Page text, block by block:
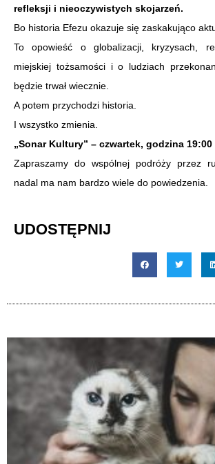
refleksji i nieoczywistych skojarzeń.
Bo historia Efezu okazuje się zaskakująco
To opowieść o globalizacji, kryzysach,
miejskiej tożsamości i o ludziach
będzie trwał wiecznie.
A potem przychodzi historia.
I wszystko zmienia.
„Sonar Kultury” – czwartek, godzina
Zapraszamy do wspólnej podróży przez
nadal ma nam bardzo wiele do powiedzenia.
UDOSTĘPNIJ